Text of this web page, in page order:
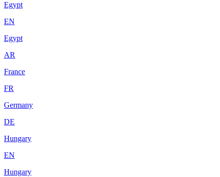
Egypt
EN
Egypt
AR
France
FR
Germany
DE
Hungary
EN
Hungary